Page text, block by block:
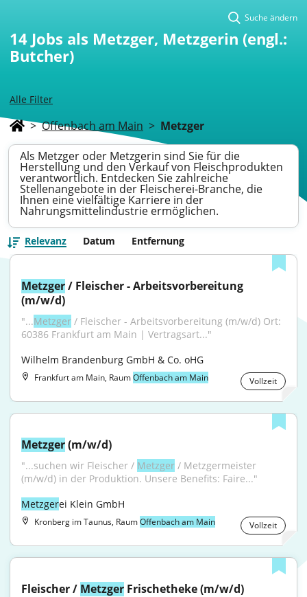
Alle Filter
Suche ändern
14 Jobs als Metzger, Metzgerin (engl.:
Butcher)
> Offenbach am Main > Metzger
Als Metzger oder Metzgerin sind Sie für die
Herstellung und den Verkauf von Fleischprodukten
verantwortlich. Entdecken Sie zahlreiche
Stellenangebote in der Fleischerei-Branche, die
Ihnen eine vielfältige Karriere in der
Nahrungsmittelindustrie ermöglichen.
Relevanz Datum Entfernung
Metzger / Fleischer - Arbeitsvorbereitung
(m/w/d)
"...Metzger / Fleischer - Arbeitsvorbereitung (m/w/d) Ort:
60386 Frankfurt am Main | Vertragsart..."
Wilhelm Brandenburg GmbH & Co. oHG
Frankfurt am Main, RaumOffenbach am Main Vollzeit
Metzger (m/w/d)
"...suchen wir Fleischer / Metzger / Metzgermeister
(m/w/d) in der Produktion. Unsere Benefits: Faire..."
Metzgerei Klein GmbH
Kronberg im Taunus, RaumOffenbach am Main Vollzeit
Fleischer / Metzger Frischetheke (m/w/d)